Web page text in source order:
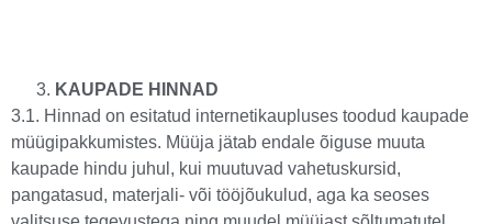
KAUPADE HINNAD
3.1. Hinnad on esitatud internetikaupluses toodud kaupade
müügipakkumistes. Müüja jätab endale õiguse muuta
kaupade hindu juhul, kui muutuvad vahetuskursid,
pangatasud, materjali- või tööjõukulud, aga ka seoses